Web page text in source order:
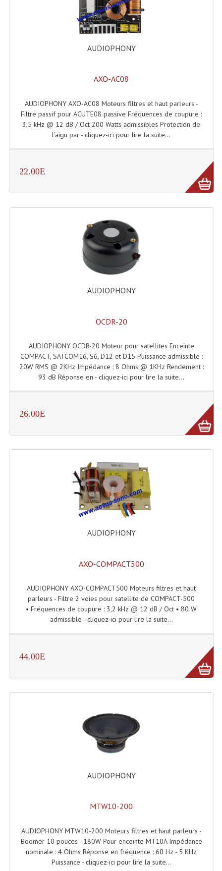
Enceintes Monitoring
Filtres Actifs, Correcteurs
Haut-Parleurs Moteurs Tweeters Filtres
Haut-Parleurs Amplis Guitare
Moteurs Pavillons Pour Enceinte
Platines Disque Vinyles
Lecteurs Cd À Plats Lecteur MP3
Lecteurs Double Cd Mixage Intégrée
Lecteurs Double Cd MP3
Enregistreur Numérique
Platines Dvd Pour Dj
Micro Sans Fil HF VHF 200MHZ
Micro Sans Fil HF UHF 800MHZ
Micros De Studio
Multi-Effets, Reverbes Etc...
Portes Voix Mégaphones
Pupitre Pour Discours
Controleurs DJ USB / MP3
Consoles Sono Et Studio
Lumière
Changeurs De Couleurs
Déco Light
AUDIOPHONY
AXO-AC08
AUDIOPHONY AXO-AC08 Moteurs filtres et haut parleurs -
Filtre passif pour ACUTE08 passive Fréquences de coupure :
3,5 kHz @ 12 dB / Oct 200 Watts admissibles Protection de
l’aigu par - cliquez-ici pour lire la suite...
22.00E
AUDIOPHONY
OCDR-20
AUDIOPHONY OCDR-20 Moteur pour satellites Enceinte
COMPACT, SATCOM16, S6, D12 et D15 Puissance admissible :
20W RMS @ 2KHz Impédance : 8 Ohms @ 1KHz Rendement :
93 dB Réponse en - cliquez-ici pour lire la suite...
26.00E
AUDIOPHONY
AXO-COMPACT500
AUDIOPHONY AXO-COMPACT500 Moteurs filtres et haut
parleurs - Filtre 2 voies pour satellite de COMPACT-500
• Fréquences de coupure : 3,2 kHz @ 12 dB / Oct • 80 W
admissible - cliquez-ici pour lire la suite...
44.00E
AUDIOPHONY
MTW10-200
AUDIOPHONY MTW10-200 Moteurs filtres et haut parleurs -
Boomer 10 pouces - 180W Pour enceinte MT10A Impédance
nominale : 4 Ohms Réponse en fréquence : 60 Hz - 5 KHz
Puissance - cliquez-ici pour lire la suite...